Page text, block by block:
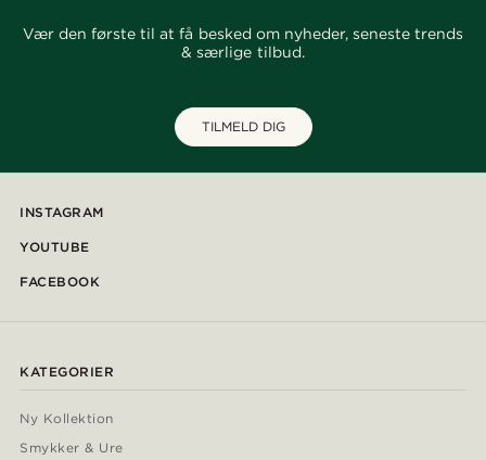
Vær den første til at få besked om nyheder, seneste trends
& særlige tilbud.
TILMELD DIG
INSTAGRAM
YOUTUBE
FACEBOOK
KATEGORIER
Ny Kollektion
Smykker & Ure